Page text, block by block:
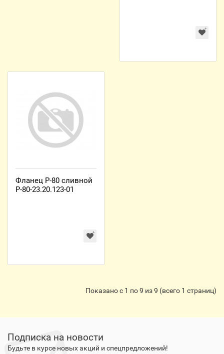
Фланец Р-80 сливной
Р-80-23.20.123-01
Показано с 1 по 9 из 9 (всего 1 страниц)
Подписка на новости
Будьте в курсе новых акций и спецпредложений!